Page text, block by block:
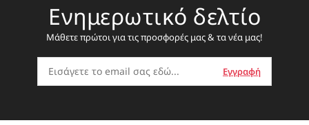
Ενημερωτικό δελτίο
Μάθετε πρώτοι για τις προσφορές μας & τα νέα μας!